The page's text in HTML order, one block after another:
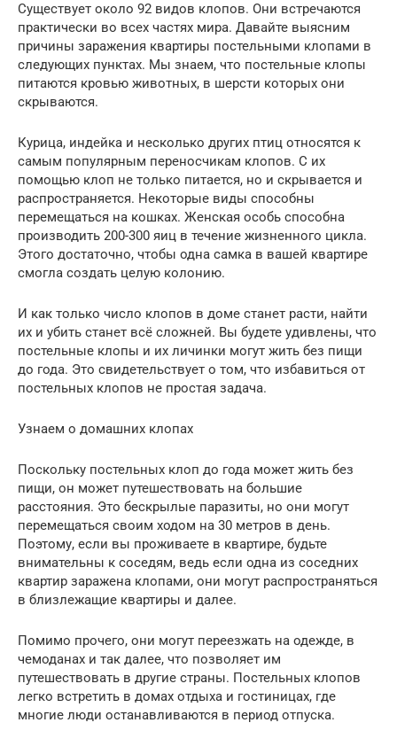
Существует около 92 видов клопов. Они встречаются
практически во всех частях мира. Давайте выясним
причины заражения квартиры постельными клопами в
следующих пунктах. Мы знаем, что постельные клопы
питаются кровью животных, в шерсти которых они
скрываются.
Курица, индейка и несколько других птиц относятся к
самым популярным переносчикам клопов. С их
помощью клоп не только питается, но и скрывается и
распространяется. Некоторые виды способны
перемещаться на кошках. Женская особь способна
производить 200-300 яиц в течение жизненного цикла.
Этого достаточно, чтобы одна самка в вашей квартире
смогла создать целую колонию.
И как только число клопов в доме станет расти, найти
их и убить станет всё сложней. Вы будете удивлены, что
постельные клопы и их личинки могут жить без пищи
до года. Это свидетельствует о том, что избавиться от
постельных клопов не простая задача.
Узнаем о домашних клопах
Поскольку постельных клоп до года может жить без
пищи, он может путешествовать на большие
расстояния. Это бескрылые паразиты, но они могут
перемещаться своим ходом на 30 метров в день.
Поэтому, если вы проживаете в квартире, будьте
внимательны к соседям, ведь если одна из соседних
квартир заражена клопами, они могут распространяться
в близлежащие квартиры и далее.
Помимо прочего, они могут переезжать на одежде, в
чемоданах и так далее, что позволяет им
путешествовать в другие страны. Постельных клопов
легко встретить в домах отдыха и гостиницах, где
многие люди останавливаются в период отпуска.